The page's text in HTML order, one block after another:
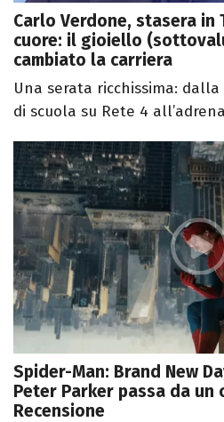
Carlo Verdone, stasera in
cuore: il gioiello
cambiato la carriera
Una serata ricchissima:
di scuola su Rete 4
Spider-Man: Brand New
Peter Parker passa da un
Recensione